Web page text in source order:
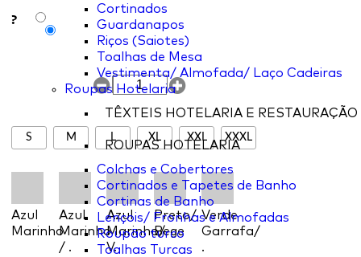
Cortinados
Guardanapos
Riços (Saiotes)
Toalhas de Mesa
Vestimenta/ Almofada/ Laço Cadeiras
Roupas Hotelaria
TÊXTEIS HOTELARIA E RESTAURAÇÃO
ROUPAS HOTELARIA
Colchas e Cobertores
Cortinados e Tapetes de Banho
Cortinas de Banho
Lençois/ Fronhas e Almofadas
Roupão turco
Toalhas Turcas
?
S M L XL XXL XXXL
Azul
Marinho
Azul
Marinho
/ .
Azul
Marinho/
V.
Preto/
Bege
Verde
Garrafa/
.